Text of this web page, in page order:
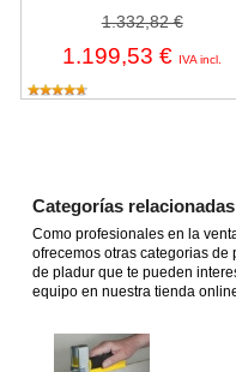
1.332,82 €
1.199,53 € IVA incl.
Categorías
Como profesionales en la
ofrecemos otras categorias
de pladur que te pueden
equipo en nuestra tienda